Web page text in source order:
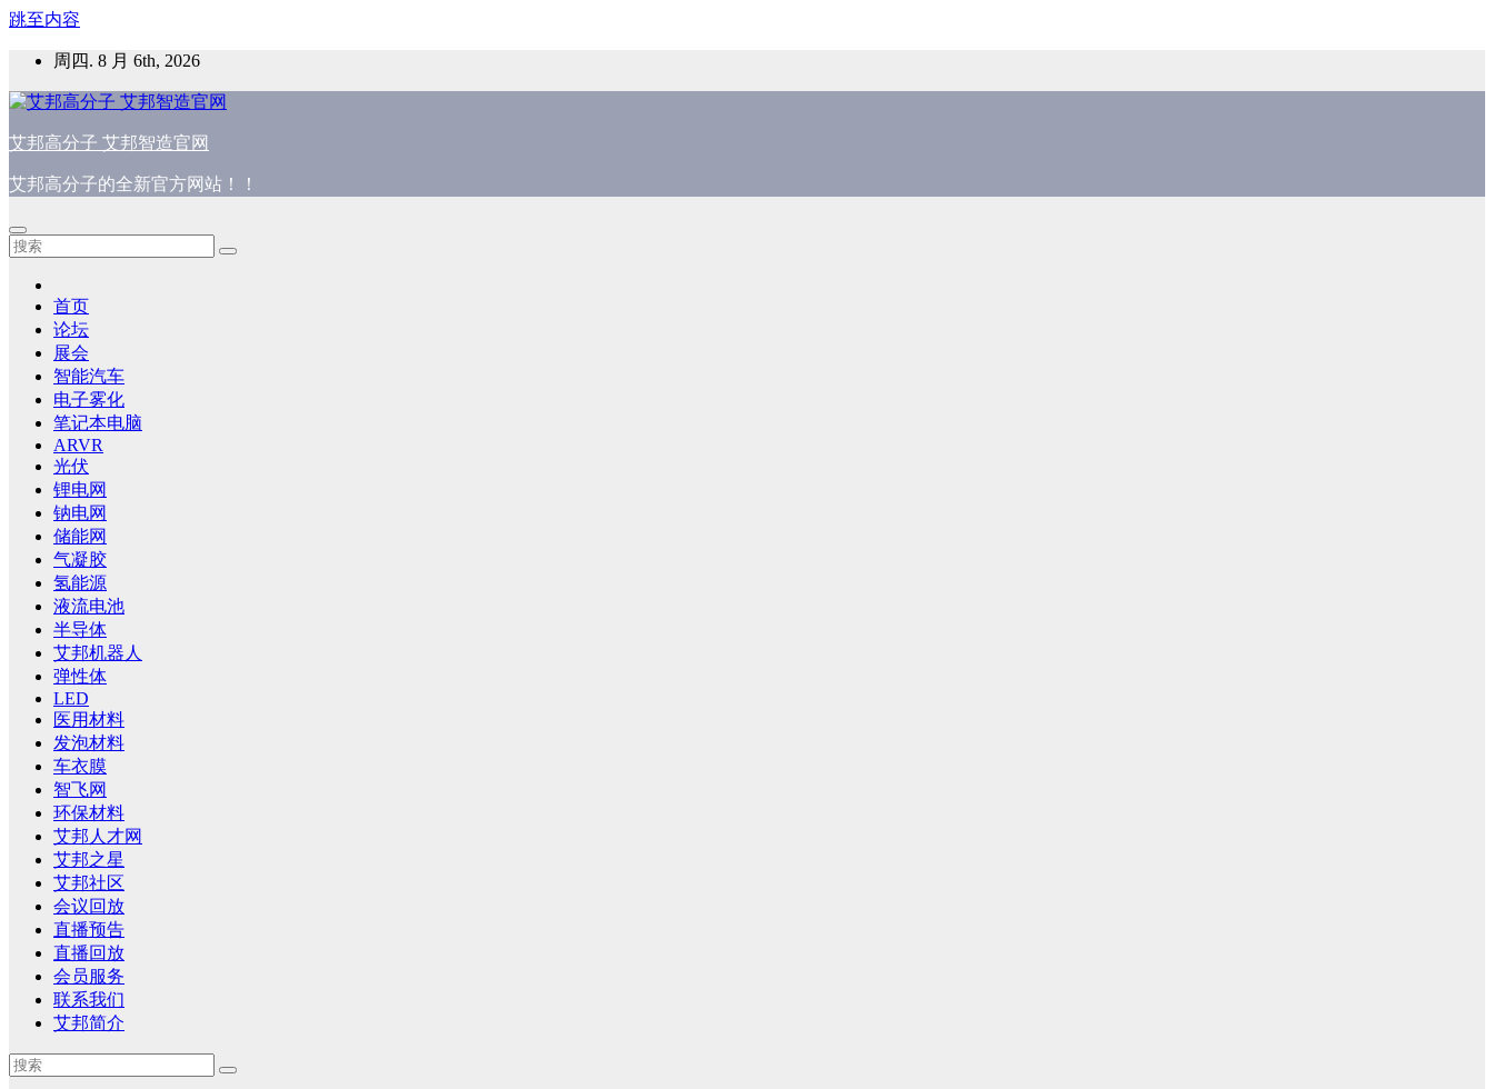
跳至内容
周四. 8 月 6th, 2026
艾邦高分子 艾邦智造官网
艾邦高分子的全新官方网站！！
首页
论坛
展会
智能汽车
电子雾化
笔记本电脑
ARVR
光伏
锂电网
钠电网
储能网
气凝胶
氢能源
液流电池
半导体
艾邦机器人
弹性体
LED
医用材料
发泡材料
车衣膜
智飞网
环保材料
艾邦人才网
艾邦之星
艾邦社区
会议回放
直播预告
直播回放
会员服务
联系我们
艾邦简介